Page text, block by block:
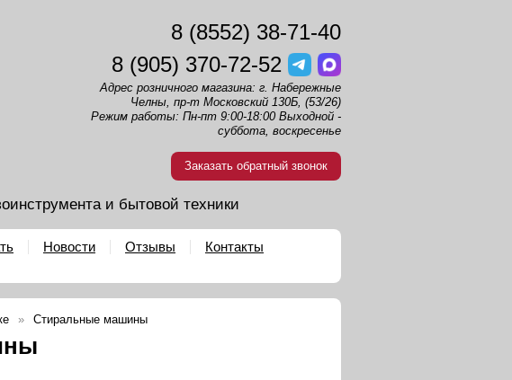
8 (8552) 38-71-40
8 (905) 370-72-52
Адрес розничного магазина: г. Набережные
Челны, пр-т Московский 130Б, (53/26)
Режим работы: Пн-пт 9:00-18:00 Выходной -
суббота, воскресенье
Заказать обратный звонок
и бытовой техники
Новости Отзывы
Контакты
Стиральные машины